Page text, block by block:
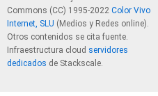
Commons (CC) 1995-2022 Color Vivo
Internet, SLU (Medios y Redes online).
Otros contenidos se cita fuente.
Infraestructura cloud servidores
dedicados de Stackscale.